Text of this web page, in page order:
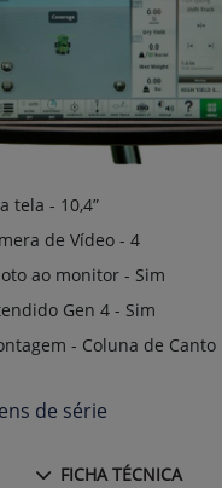
tela - 10,4”
de Vídeo - 4
ao monitor - Sim
Gen 4 - Sim
- Coluna de Canto
de série
FICHA TÉCNICA